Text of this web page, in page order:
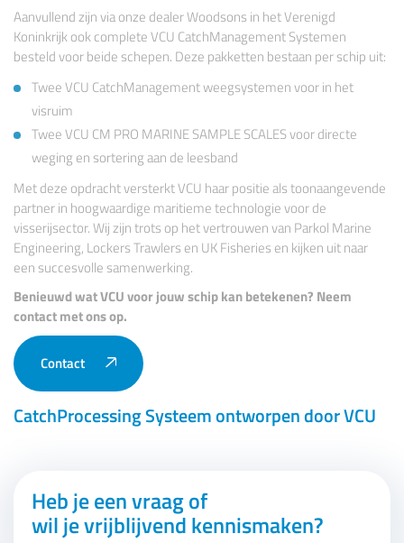
Aanvullend zijn via onze dealerWoodsons in het Verenigd
Koninkrijk ook complete VCU CatchManagement Systemen
besteld voor beide schepen. Deze pakketten bestaan per schip uit:
Twee VCU CatchManagement weegsystemen voor in het
visruim
Twee VCU CM PRO MARINE SAMPLE SCALES voor directe
weging en sortering aan de leesband
Met deze opdracht versterkt VCU haar positie als toonaangevende
partner in hoogwaardige maritieme technologie voor de
visserijsector. Wij zijn trots op het vertrouwen van Parkol Marine
Engineering, Lockers Trawlers en UK Fisheries en kijken uit naar
een succesvolle samenwerking.
Benieuwd wat VCU voor jouw schip kan betekenen? Neem
contact met ons op.
Contact
CatchProcessing Systeem ontworpen door VCU
Heb je een vraag of
wil je vrijblijvend kennismaken?